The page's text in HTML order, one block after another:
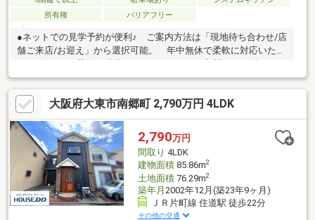
所有権
バリアフリー
●ネットでの見学予約が便利♪ ご案内方法は「現地待ち合わせ/店
舗ご来店/お迎え」から選択可能。 年中無休で柔軟に対応いたし
フォーム相談も承っております♪ 弊社はリフォーム案件実績も多
数！！ ぜひ、営業にお声がけください。●駐車場完備でお車で
のご来店も安心●キッズスペース完備●Google口コミにて高評価を
頂いております♪●住宅ローンのご相談が増加傾向にあります。
不安や疑問を一緒に解決していきましょう！他社・他サイトの掲
載物件もまとめてご見学・ご提案可能です♪ぜひご相談ください
(^^)
大阪府大東市南郷町 2,790万円 4LDK
2,790万円
間取り 4LDK
建物面積85.86m2
土地面積76.29m2
築年月 2002年12月(築23年9ヶ月)
ＪＲ片町線 住道駅 徒歩22分
その他の交通